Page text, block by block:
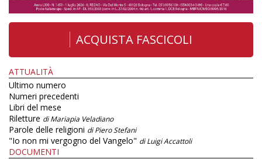
ACQUISTA FASCICOLI
ATTUALITÀ
Ultimo numero
Numeri precedenti
Libri del mese
Riletture di Mariapia Veladiano
Parole delle religioni di Piero Stefani
"Io non mi vergogno del Vangelo" di Luigi Accattoli
DOCUMENTI